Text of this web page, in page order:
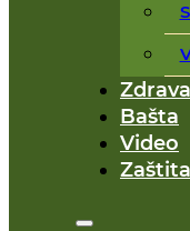
Bašta
Video